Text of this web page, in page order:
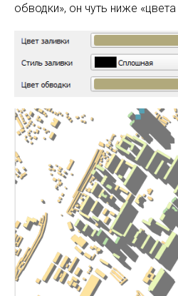
обводки», он чуть ниже «цвета